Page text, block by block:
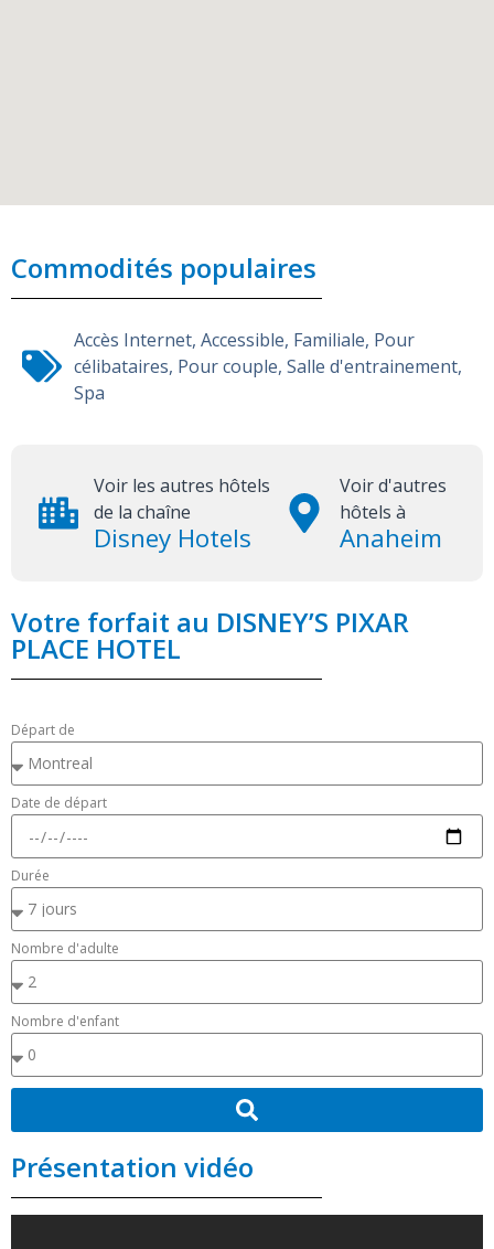
Commodités populaires
Accès Internet, Accessible, Familiale, Pour
célibataires, Pour couple, Salle d'entrainement,
Spa
Voir les autres hôtels
de la chaîne
Disney Hotels
Voir d'autres
hôtels à
Anaheim
Votre forfait au DISNEY’S PIXAR
PLACE HOTEL
Départ de
Date de départ
Durée
Nombre d'adulte
Nombre d'enfant
Présentation vidéo